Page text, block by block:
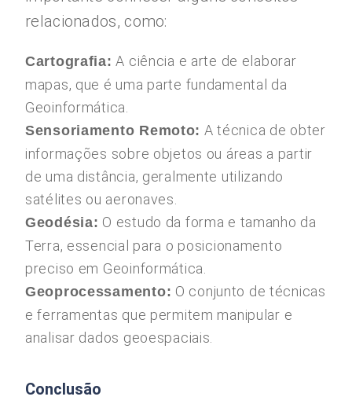
relacionados, como:
Cartografia: A ciência e arte de elaborar
mapas, que é uma parte fundamental da
Geoinformática.
Sensoriamento Remoto: A técnica de obter
informações sobre objetos ou áreas a partir
de uma distância, geralmente utilizando
satélites ou aeronaves.
Geodésia: O estudo da forma e tamanho da
Terra, essencial para o posicionamento
preciso em Geoinformática.
Geoprocessamento: O conjunto de técnicas
e ferramentas que permitem manipular e
analisar dados geoespaciais.
Conclusão